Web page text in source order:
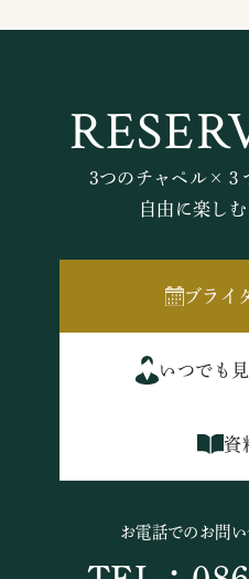
3つのチャペル×３
自由に楽し
ブライ
いつでも
資
お電話でのお問